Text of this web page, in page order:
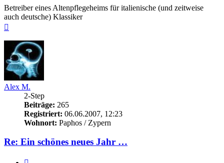
Betreiber eines Altenpflegeheims für italienische (und zeitweise
auch deutsche) Klassiker
Alex M.
2-Step
Beiträge: 265
Registriert: 06.06.2007, 12:23
Wohnort: Paphos / Zypern
Re: Ein schönes neues Jahr …